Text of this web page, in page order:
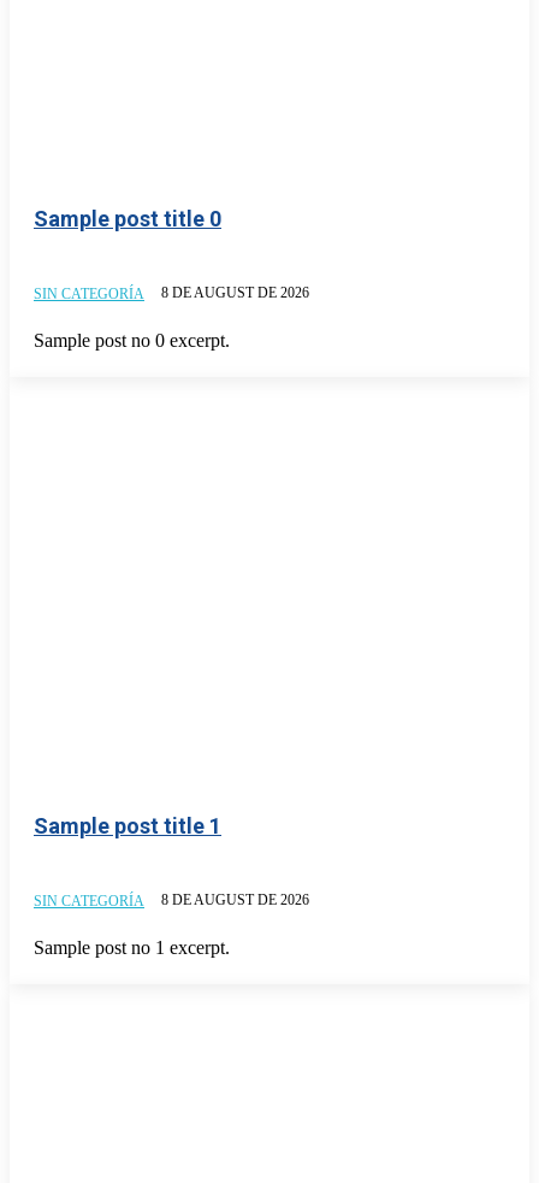
Sample post title 0
SIN CATEGORÍA 8 DE AUGUST DE 2026
Sample post no 0 excerpt.
Sample post title 1
SIN CATEGORÍA 8 DE AUGUST DE 2026
Sample post no 1 excerpt.